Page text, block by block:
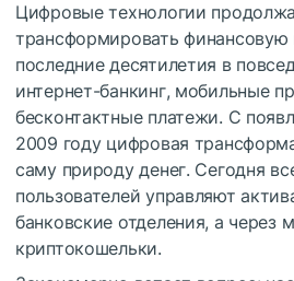
Цифровые технологии
трансформировать финансовую
последние десятилетия в
интернет-банкинг, мобильные
бесконтактные платежи. С
2009 году цифровая
саму природу денег. Сегодня
пользователей управляют
банковские отделения, а через
криптокошельки.